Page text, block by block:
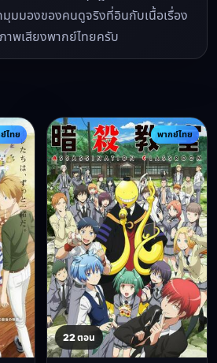
มุมมองของคนดูจริงที่อินกับเนื้อเรื่อง
าพเสียงพากย์ไทยครับ
ไทย พากย์ไทย
22 ตอน